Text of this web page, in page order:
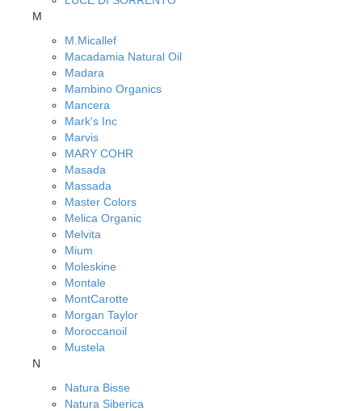
M
M.Micallef
Macadamia Natural Oil
Madara
Mambino Organics
Mancera
Mark's Inc
Marvis
MARY COHR
Masada
Massada
Master Colors
Melica Organic
Melvita
Mium
Moleskine
Montale
MontCarotte
Morgan Taylor
Moroccanoil
Mustela
N
Natura Bisse
Natura Siberica